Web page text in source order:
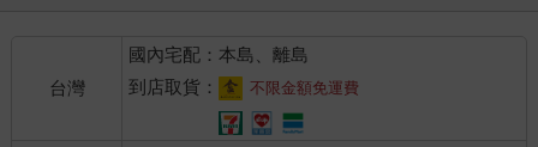
台灣
國內宅配：本島、離島
到店取貨：
不限金額免運費